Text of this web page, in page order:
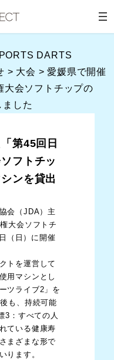
DARTS
> 大会 >愛媛県で開催
大会ソフトチップの
した
第45回日
フトチッ
ンを貸出
会（JDA）主
大会ソフトチ
（日）に開催
トを運営して
用マシンとし
ツライブ2」を
も、 持続可能
3：すべての人
ている健康寿
まざまな形で
ります。